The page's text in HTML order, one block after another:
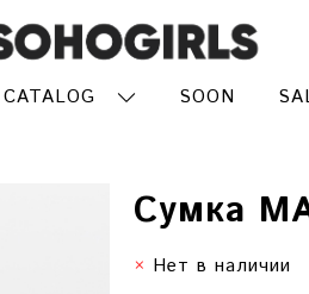
CATALOG SOON
Сумка
Нет в наличии